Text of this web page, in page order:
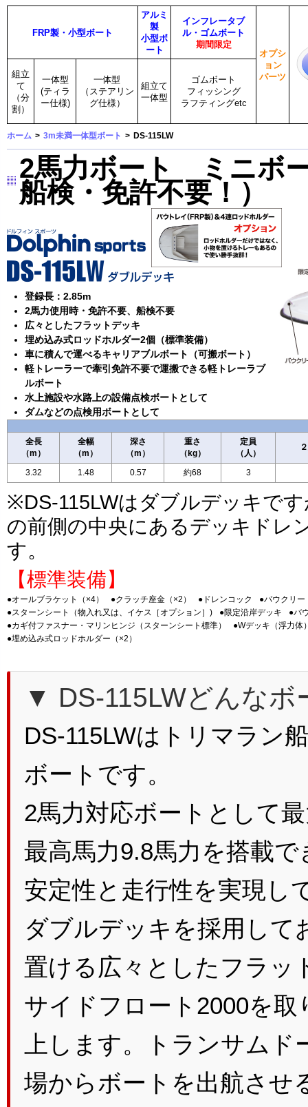
FRP製・小型ボート
アルミ
製
小型ボ
ート
インフレータブ
ル・ゴムボート
期間限定
オプシ
ョン
パーツ
組立
て
（分
割）
一体型
(ティラ
ー仕様)
一体型
（ステアリン
グ仕様）
組立て
一体型
ゴムボート
フィッシング
ラフティングetc
ホーム > 3m未満一体型ボート > DS-115LW
2馬力ボート ミニボ
船検・免許不要！）
登録長：2.85m
2馬力使用時・免許不要、船検不要
広々としたフラットデッキ
埋め込み式ロッドホルダー2個（標準装備）
車に積んで運べるキャリアブルボート（可搬ボート）
軽トレーラーで牽引免許不要で運搬できる軽トレーラブ
ルボート
水上施設や水路上の設備点検ボートとして
ダムなどの点検用ボートとして
全長
（m）
全幅
（m）
深さ
（m）
重さ
（kg）
定員
（人）
3.32 1.48 0.57 約68 3
※DS-115LWはダブルデッキで
の前側の中央にあるデッキドレ
す。
【標準装備】
●オールブラケット（×4） ●クラッチ座金（×2） ●ドレンコック
●バウクリー
●スターンシート（物入れ又は、イケス［オプション］)
●限定沿岸デッキ
●バ
●カギ付ファスナー・マリンヒンジ（スターンシート標準）
●Wデッキ（浮力体
●埋め込み式ロッドホルダー（×2）
▼ DS-115LWどんなボ
DS-115LWはトリマラン
ボートです。
2馬力対応ボートとして
最高馬力9.8馬力を搭載
安定性と走行性を実現し
ダブルデッキを採用して
置ける広々としたフラッ
サイドフロート2000を
上します。トランサム
場からボートを出航させ